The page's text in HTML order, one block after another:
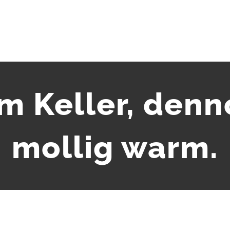
Keller,
mollig warm.